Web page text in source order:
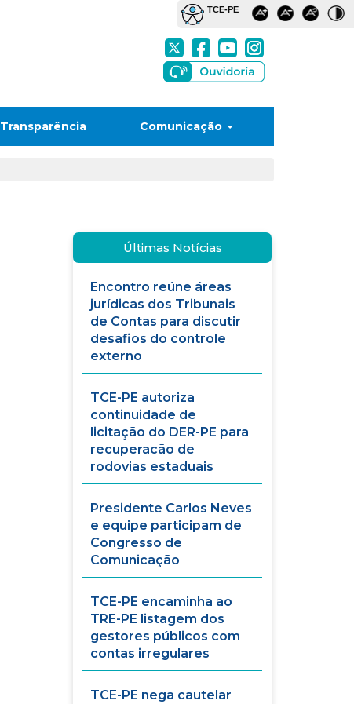
Transparência Comunicação
Últimas Notícias
Encontro reúne áreas
jurídicas dos Tribunais
de Contas para discutir
desafios do controle
externo
TCE-PE autoriza
continuidade de
licitação do DER-PE para
recuperacão de
rodovias estaduais
Presidente Carlos Neves
e equipe participam de
Congresso de
Comunicação
TCE-PE encaminha ao
TRE-PE listagem dos
gestores públicos com
contas irregulares
TCE-PE nega cautelar